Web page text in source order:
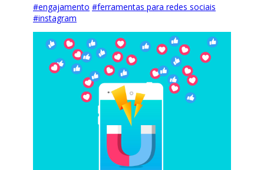
#engajamento #ferramentas para redes sociais
#instagram